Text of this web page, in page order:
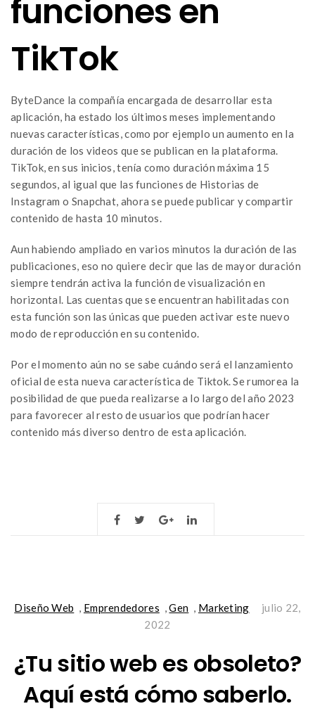
funciones en
TikTok
ByteDance la compañía encargada de desarrollar esta
aplicación, ha estado los últimos meses implementando
nuevas características, como por ejemplo un aumento en la
duración de los videos que se publican en la plataforma.
TikTok, en sus inicios, tenía como duración máxima 15
segundos, al igual que las funciones de Historias de
Instagram o Snapchat, ahora se puede publicar y compartir
contenido de hasta 10 minutos.
Aun habiendo ampliado en varios minutos la duración de las
publicaciones, eso no quiere decir que las de mayor duración
siempre tendrán activa la función de visualización en
horizontal. Las cuentas que se encuentran habilitadas con
esta función son las únicas que pueden activar este nuevo
modo de reproducción en su contenido.
Por el momento aún no se sabe cuándo será el lanzamiento
oficial de esta nueva característica de Tiktok. Se rumorea la
posibilidad de que pueda realizarse a lo largo del año 2023
para favorecer al resto de usuarios que podrían hacer
contenido más diverso dentro de esta aplicación.
Diseño Web , Emprendedores ,Gen , Marketing
julio 22,
2022
¿Tu sitio web es obsoleto?
Aquí está cómo saberlo.